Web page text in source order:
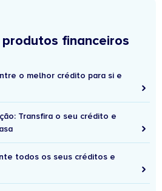
financeiros
o melhor crédito para si e
Transfira o seu crédito e
todos os seus créditos e